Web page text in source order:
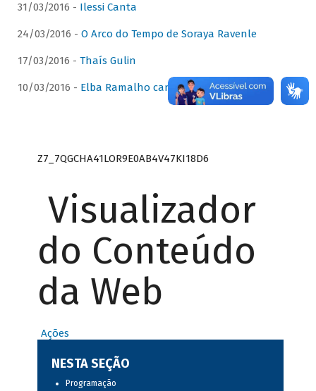
31/03/2016 - Ilessi Canta
24/03/2016 - O Arco do Tempo de Soraya Ravenle
17/03/2016 - Thaís Gulin
10/03/2016 - Elba Ramalho canta Dominguinhos
Z7_7QGCHA41LOR9E0AB4V47KI18D6
Visualizador
do Conteúdo
da Web
Ações
NESTA SEÇÃO
Programação